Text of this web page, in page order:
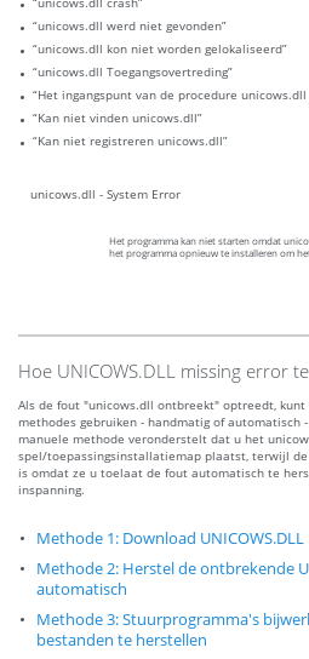
“unicows.dll werd niet gevonden”
“unicows.dll kon niet worden gelokaliseerd”
“unicows.dll Toegangsovertreding”
“Het ingangspunt van de procedure
“Kan niet vinden unicows.dll”
“Kan niet registreren unicows.dll”
unicows.dll - System Error
Het programma kan niet starten omdat
het programma opnieuw te installeren om
Hoe UNICOWS.DLL missing error
Als de fout "unicows.dll ontbreekt" optreedt, kunt
methodes gebruiken - handmatig of automatisch
manuele methode veronderstelt dat u het
spel/toepassingsinstallatiemap plaatst, terwijl
is omdat ze u toelaat de fout automatisch te
inspanning.
Methode 1: Download UNICOWS.DLL
Methode 2: Herstel de ontbrekende
automatisch
Methode 3: Stuurprogramma's
bestanden te herstellen